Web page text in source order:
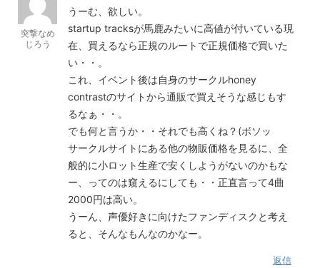
突撃なめ
じろう
うーむ、欲しい。
startup tracksが馬鹿みたいに高値が付いている現
在、買えるなら正規のルートで正規価格で買いた
い・・。
これ、イベント後は自身のサークルhoney
contrastのサイトから通販で買えそうな感じもす
るなぁ・・。
でも何と言うか・・それでも高くね？(ボソッ
サークルサイトにある他の物販価格を見るに、全
般的に小ロット生産で安くしようがないのかもな
ー、ってのは窺えるにしても・・正直言って4曲
2000円は高い。
うーん、声優好きに向けたファンディスクと考え
ると、そんなもんなのかなー。
返信